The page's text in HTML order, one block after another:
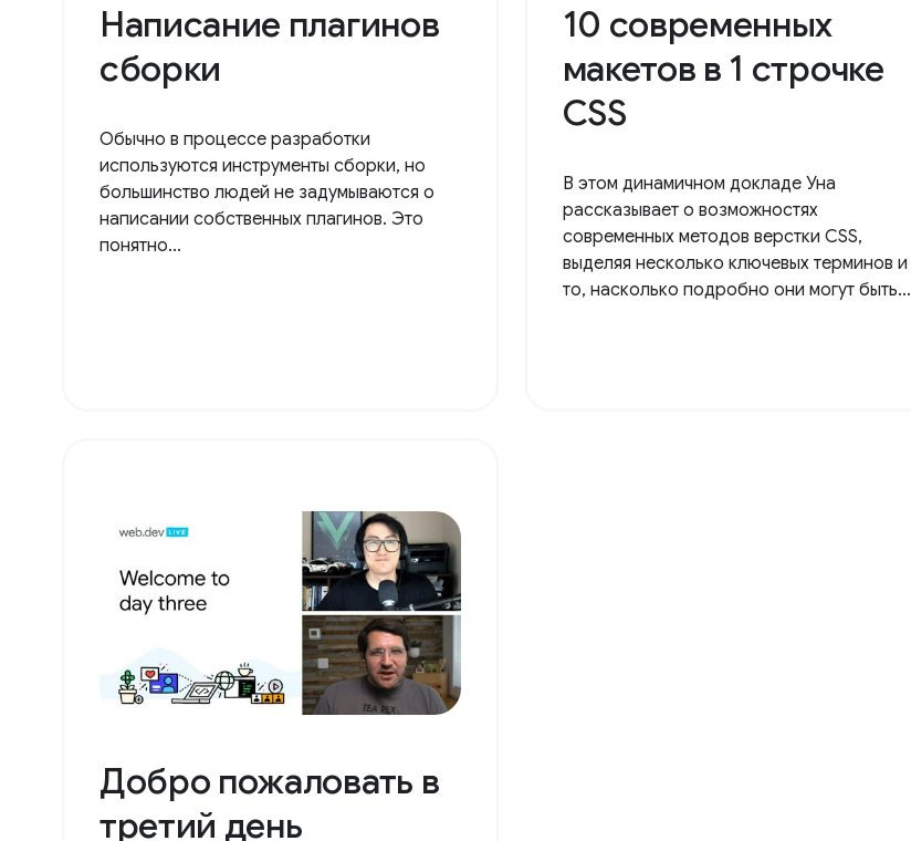
Написание плагинов
сборки
Обычно в процессе разработки
используются инструменты сборки, но
большинство людей не задумываются о
написании собственных плагинов. Это
понятно...
10 современных
макетов в 1 строчке
CSS
В этом динамичном докладе Уна
рассказывает о возможностях
современных методов верстки CSS,
выделяя несколько ключевых терминов и
то, насколько подробно они могут быть…
Добро пожаловать в
третий день